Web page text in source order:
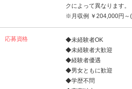
クによって異なります。
※月収例 ￥204,000円～
応募資格
◆未経験者OK
◆未経験者大歓迎
◆経験者優遇
◆男女ともに歓迎
◆学歴不問